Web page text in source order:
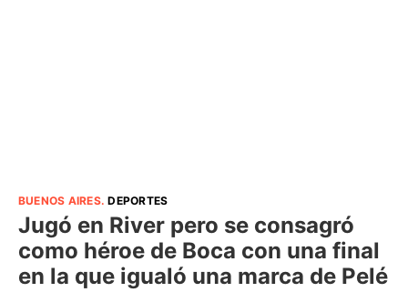
BUENOS AIRES.DEPORTES
Jugó en River pero se consagró
como héroe de Boca con una final
en la que igualó una marca de Pelé